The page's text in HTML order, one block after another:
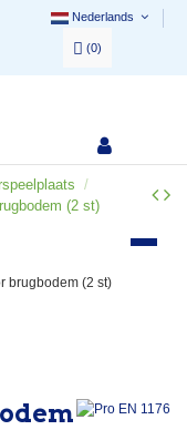
Nederlands
(0)
(2 st)